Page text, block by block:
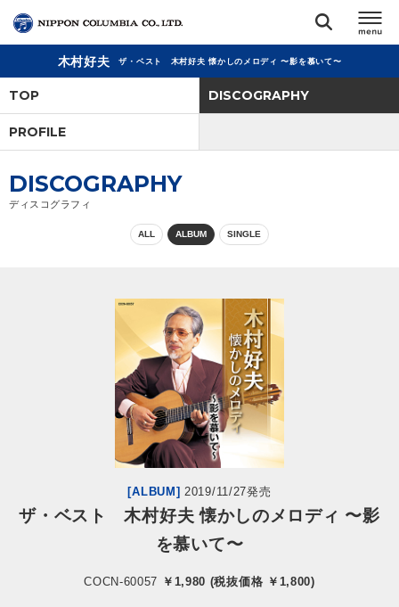
アーティスト
木村好夫 ザ・ベスト 木村好夫 懐かしのメロディ 〜影を慕いて〜
TOP DISCOGRAPHY
PROFILE
DISCOGRAPHY
ディスコグラフィ
ALL ALBUM SINGLE
[ALBUM] 2019/11/27発売
ザ・ベスト 木村好夫 懐かしのメロディ 〜影
を慕いて〜
COCN-60057 ￥1,980 (税抜価格 ￥1,800)